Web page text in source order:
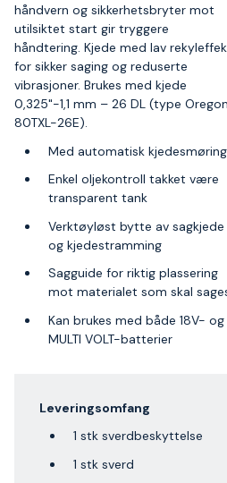
håndvern og sikkerhetsbryter mot
utilsiktet start gir tryggere
håndtering. Kjede med lav
for sikker saging og reduserte
vibrasjoner. Brukes med kjede
0,325"-1,1 mm – 26 DL (type Oregon
80TXL-26E).
Med automatisk kjedesmøring
Enkel oljekontroll takket være
transparent tank
Verktøyløst bytte av sagkjede
og kjedestramming
Sagguide for riktig plassering
mot materialet som skal
Kan brukes med både 18V- og
MULTI VOLT-batterier
Leveringsomfang
1 stk sverdbeskyttelse
1 stk sverd